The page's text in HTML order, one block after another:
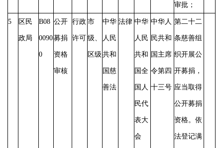
审批；
5 区民
政局
B08
0090
0
公开
募捐
资格
审核
行政
许可
市
级、
区级
中华
人民
共和
国慈
善法
法律 中华
人民
共和
国全
国人
民代
表大
会
中华人
民共和
国主席
令第四
十三号
第二十二
条慈善组
织开展公
开募捐，
应当取得
公开募捐
资格。依
法登记满